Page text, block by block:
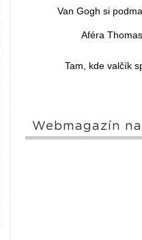
Van Gogh si
Aféra
Tam, kde valčík
Webmagazín